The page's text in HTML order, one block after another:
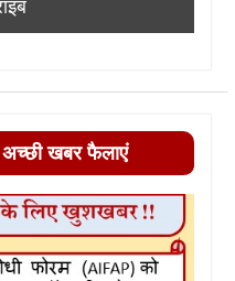
खबर फैलाएं